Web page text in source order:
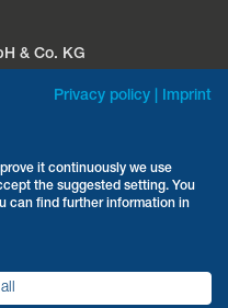
& Co. KG
Impressum
Privacy policy Imprint
it continuously we use
the suggested setting. You
can find further information in